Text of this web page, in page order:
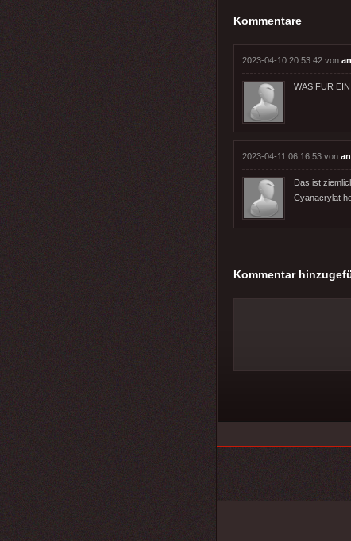
Kommentare
2023-04-10 20:53:42 von
WAS FÜR
2023-04-11 06:16:53 von
Das ist
Cyanacrylat
Kommentar